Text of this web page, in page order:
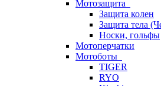
Мотозащита
Защита колен
Защита тела
Носки, гольфы
Мотоперчатки
Мотоботы
TIGER
RYO